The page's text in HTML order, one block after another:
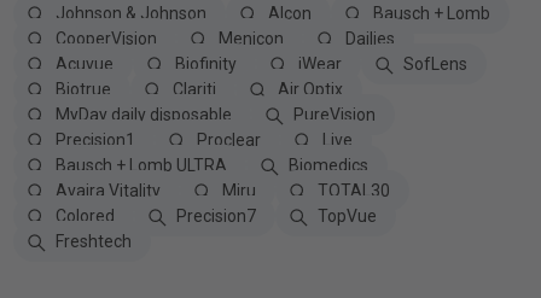
Johnson & Johnson Alcon
Bausch + Lomb
CooperVision
Menicon
Dailies
Acuvue
Biofinity iWear
SofLens
Biotrue
Clariti
Air Optix
MyDay daily disposable
PureVision
Precision1
Proclear
Live
Bausch + Lomb ULTRA
Biomedics
Avaira Vitality
Miru
TOTAL30
Colored
Precision7
TopVue
Freshtech